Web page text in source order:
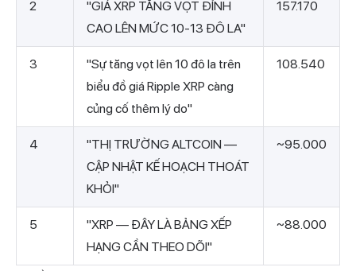
2
"GIÁ XRP TĂNG VỌT ĐỈNH
CAO LÊN MỨC 10-13 ĐÔ LA"
157.170
3
"Sự tăng vọt lên 10 đô la trên
biểu đồ giá Ripple XRP càng
củng cố thêm lý do"
108.540
4
"THỊ TRƯỜNG ALTCOIN —
CẬP NHẬT KẾ HOẠCH THOÁT
KHỎI"
~95.000
5
"XRP — ĐÂY LÀ BẢNG XẾP
HẠNG CẦN THEO DÕI"
~88.000